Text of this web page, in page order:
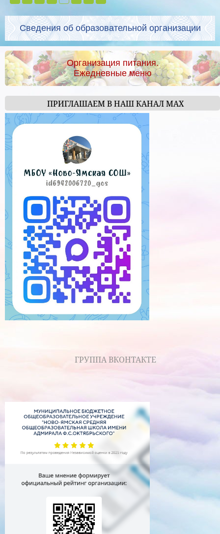
Сведения об образовательной организации
Организация питания.
Ежедневные меню
ПРИГЛАШАЕМ В НАШ КАНАЛ МАХ
ГРУППА ВКОНТАКТЕ